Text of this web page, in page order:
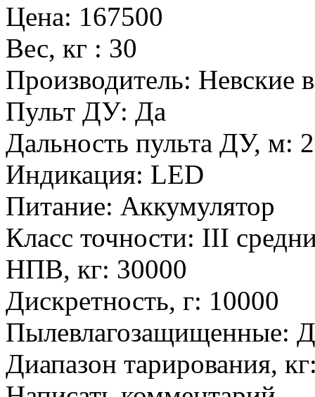
Цена: 167500
Вес, кг : 30
Производитель: Невские
Пульт ДУ: Да
Дальность пульта ДУ, м:
Индикация: LED
Питание: Аккумулятор
Класс точности: III
НПВ, кг: 30000
Дискретность, г: 10000
Пылевлагозащищенные:
Диапазон тарирования, кг